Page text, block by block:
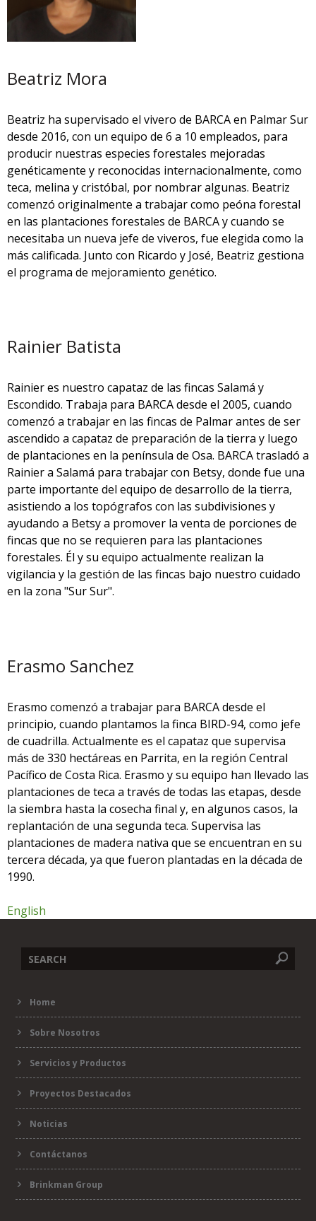
Beatriz Mora
Beatriz ha supervisado el vivero de BARCA en Palmar Sur
desde 2016, con un equipo de 6 a 10 empleados, para
producir nuestras especies forestales mejoradas
genéticamente y reconocidas internacionalmente, como
teca, melina y cristóbal, por nombrar algunas. Beatriz
comenzó originalmente a trabajar como peóna forestal
en las plantaciones forestales de BARCA y cuando se
necesitaba un nueva jefe de viveros, fue elegida como la
más calificada. Junto con Ricardo y José, Beatriz gestiona
el programa de mejoramiento genético.
Rainier Batista
Rainier es nuestro capataz de las fincas Salamá y
Escondido. Trabaja para BARCA desde el 2005, cuando
comenzó a trabajar en las fincas de Palmar antes de ser
ascendido a capataz de preparación de la tierra y luego
de plantaciones en la península de Osa. BARCA trasladó a
Rainier a Salamá para trabajar con Betsy, donde fue una
parte importante del equipo de desarrollo de la tierra,
asistiendo a los topógrafos con las subdivisiones y
ayudando a Betsy a promover la venta de porciones de
fincas que no se requieren para las plantaciones
forestales. Él y su equipo actualmente realizan la
vigilancia y la gestión de las fincas bajo nuestro cuidado
en la zona "Sur Sur".
Erasmo Sanchez
Erasmo comenzó a trabajar para BARCA desde el
principio, cuando plantamos la finca BIRD-94, como jefe
de cuadrilla. Actualmente es el capataz que supervisa
más de 330 hectáreas en Parrita, en la región Central
Pacífico de Costa Rica. Erasmo y su equipo han llevado las
plantaciones de teca a través de todas las etapas, desde
la siembra hasta la cosecha final y, en algunos casos, la
replantación de una segunda teca. Supervisa las
plantaciones de madera nativa que se encuentran en su
tercera década, ya que fueron plantadas en la década de
1990.
English
de
búsqueda
Home
Sobre Nosotros
Servicios y Productos
Proyectos Destacados
Noticias
Contáctanos
Brinkman Group